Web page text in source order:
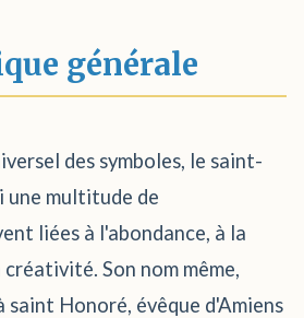
générale
des symboles, le saint-
une multitude de
liées à l'abondance, à la
Son nom même,
Honoré, évêque d'Amiens